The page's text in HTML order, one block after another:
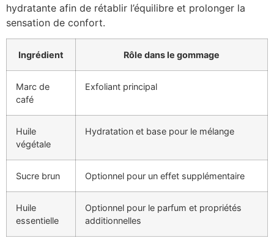
hydratante afin de rétablir l’équilibre et prolonger la
sensation de confort.
Ingrédient Rôle dans le gommage
Marc de
café
Exfoliant principal
Huile
végétale
Hydratation et base pour le mélange
Sucre brun Optionnel pour un effet supplémentaire
Huile
essentielle
Optionnel pour le parfum et propriétés
additionnelles